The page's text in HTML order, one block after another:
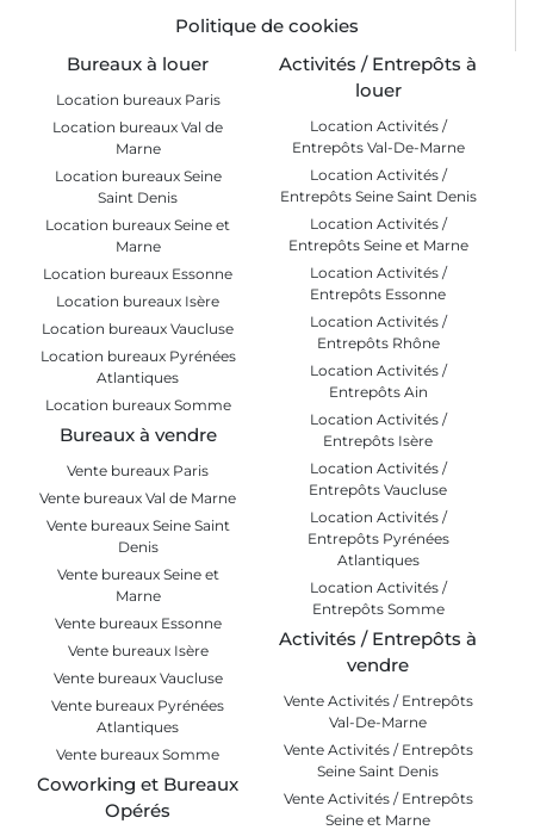
Politique de cookies
Bureaux à louer
Location bureaux Paris
Location bureaux Val de
Marne
Location bureaux Seine
Saint Denis
Location bureaux Seine et
Marne
Location bureaux Essonne
Location bureaux Isère
Location bureaux Vaucluse
Location bureaux Pyrénées
Atlantiques
Location bureaux Somme
Bureaux à vendre
Vente bureaux Paris
Vente bureaux Val de Marne
Vente bureaux Seine Saint
Denis
Vente bureaux Seine et
Marne
Vente bureaux Essonne
Vente bureaux Isère
Vente bureaux Vaucluse
Vente bureaux Pyrénées
Atlantiques
Vente bureaux Somme
Coworking et Bureaux
Opérés
Activités / Entrepôts à
louer
Location Activités /
Entrepôts Val-De-Marne
Location Activités /
Entrepôts Seine Saint Denis
Location Activités /
Entrepôts Seine et Marne
Location Activités /
Entrepôts Essonne
Location Activités /
Entrepôts Rhône
Location Activités /
Entrepôts Ain
Location Activités /
Entrepôts Isère
Location Activités /
Entrepôts Vaucluse
Location Activités /
Entrepôts Pyrénées
Atlantiques
Location Activités /
Entrepôts Somme
Activités / Entrepôts à
vendre
Vente Activités / Entrepôts
Val-De-Marne
Vente Activités / Entrepôts
Seine Saint Denis
Vente Activités / Entrepôts
Seine et Marne